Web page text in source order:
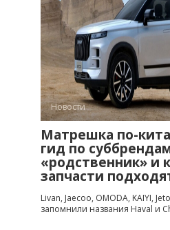
Новости
Матрешка по-
гид по
«родственник» и
запчасти
Livan, Jaecoo, OMODA, KAIYI,
запомнили названия Haval и